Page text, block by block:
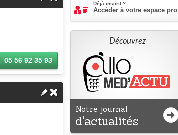
05 56 92 35 93
Déjà inscrit ?
Accéder à votre espace pro
Découvrez
Notre journal
d'actualités